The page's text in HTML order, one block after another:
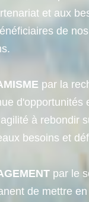
et aux
de nos
par la
d'opportunités
à rebondir
besoins et
par le
de mettre en